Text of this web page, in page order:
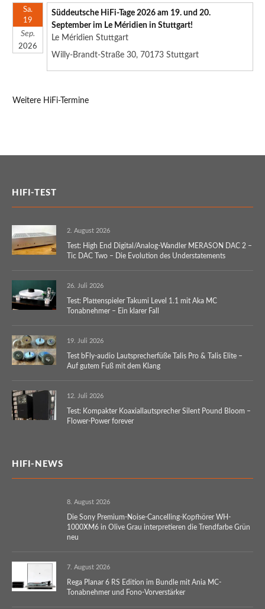
Sa.
19
Sep.
2026
Süddeutsche HiFi-Tage 2026 am 19. und 20.
September im Le Méridien in Stuttgart!
Le Méridien Stuttgart
Willy-Brandt-Straße 30, 70173 Stuttgart
Weitere HiFi-Termine
HIFI-TEST
2. August 2026
Test: High End Digital/Analog-Wandler MERASON DAC 2 –
Tic DAC Two – Die Evolution des Understatements
26. Juli 2026
Test: Plattenspieler Takumi Level 1.1 mit Aka MC
Tonabnehmer – Ein klarer Fall
19. Juli 2026
Test bFly-audio Lautsprecherfüße Talis Pro & Talis Elite –
Auf gutem Fuß mit dem Klang
12. Juli 2026
Test: Kompakter Koaxiallautsprecher Silent Pound Bloom –
Flower-Power forever
HIFI-NEWS
8. August 2026
Die Sony Premium-Noise-Cancelling-Kopfhörer WH-
1000XM6 in Olive Grau interpretieren die Trendfarbe Grün
neu
7. August 2026
Rega Planar 6 RS Edition im Bundle mit Ania MC-
Tonabnehmer und Fono-Vorverstärker